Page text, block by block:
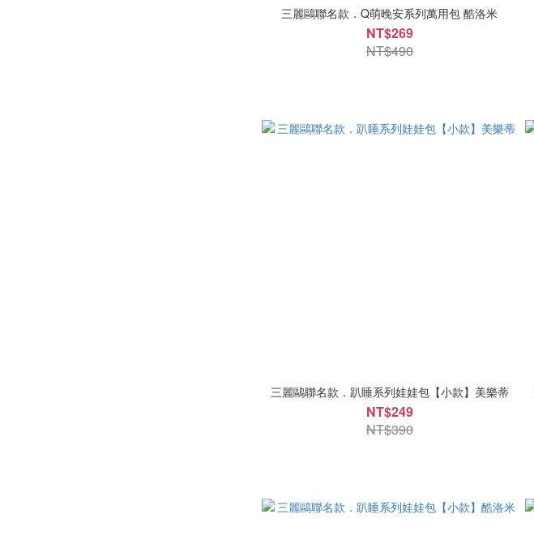
三麗鷗聯名款．Q萌晚安系列萬用包 酷洛米
NT$269
NT$490
三麗鷗聯名款．趴睡系列娃娃包【小款】美樂蒂
NT$249
NT$390